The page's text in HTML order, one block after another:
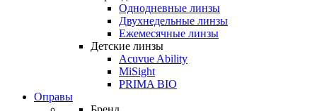
Однодневные линзы
Двухнедельные линзы
Ежемесячные линзы
Детские линзы
Acuvue Ability
MiSight
PRIMA BIO
Оправы